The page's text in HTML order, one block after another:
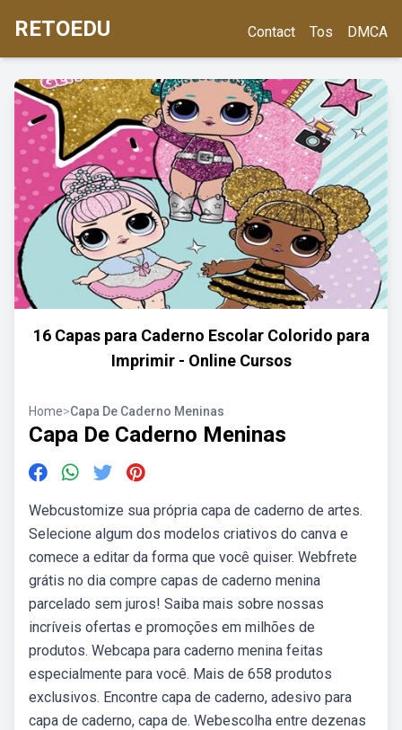
RETOEDU Contact Tos DMCA
16 Capas para Caderno Escolar Colorido para
Imprimir - Online Cursos
Home>Capa De Caderno Meninas
Capa De Caderno Meninas
Webcustomize sua própria capa de caderno de artes.
Selecione algum dos modelos criativos do canva e
comece a editar da forma que você quiser. Webfrete
grátis no dia compre capas de caderno menina
parcelado sem juros! Saiba mais sobre nossas
incríveis ofertas e promoções em milhões de
produtos. Webcapa para caderno menina feitas
especialmente para você. Mais de 658 produtos
exclusivos. Encontre capa de caderno, adesivo para
capa de caderno, capa de. Webescolha entre dezenas